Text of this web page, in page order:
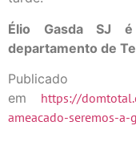
Élio Gasda SJ
departamento de
em https://
ameacado-seremos-